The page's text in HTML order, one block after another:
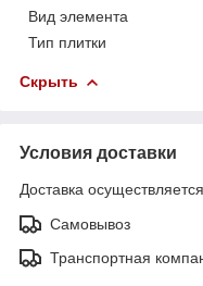
Вид элемента
Тип плитки
Скрыть
Условия доставки
Доставка
Самовывоз
Транспортная